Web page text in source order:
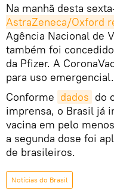
Na manhã desta
AstraZeneca/Oxford
Agência Nacional de
também foi
da Pfizer. A
para uso emergencial.
Conforme dados do
imprensa, o Brasil já
vacina em pelo
a segunda dose foi
de brasileiros.
Notícias do Brasil